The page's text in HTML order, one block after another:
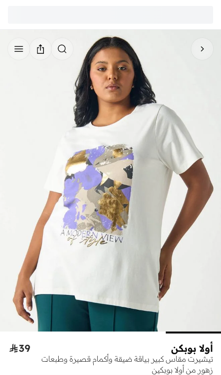
أولا بوبكن
تيشيرت مقاس كبير بياقة ضيقة وأكمام قصيرة وطبعات
زهور من أولا بوبكين
39